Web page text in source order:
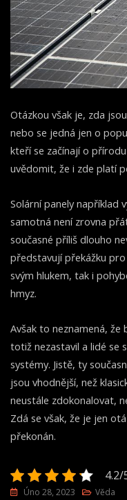
Otázkou však je, zda
nebo se jedná jen o
kteří se začínají o
uvědomit, že i zde platí
Solární panely například
samotná není zrovna
současné příliš dlouho
představují překážku
svým hlukem, tak i
hmyz.
Avšak to neznamená, že
totiž nezastavil a lidé se
systémy. Jistě, ty
jsou vhodnější, než
neustále zdokonalovat,
Zdá se však, že je jen
překonán.
4.2/
Úno 28, 2023 Věda